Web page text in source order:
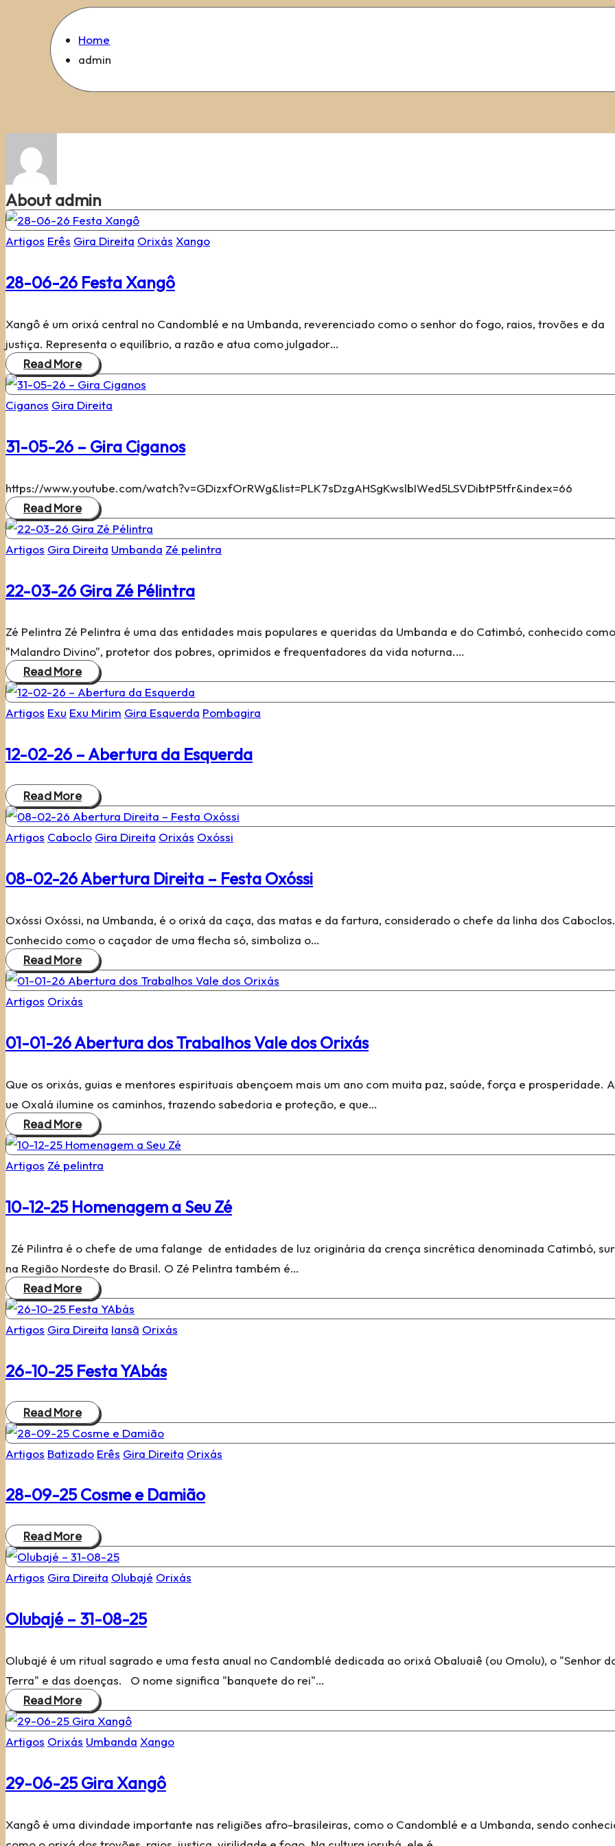
Home
admin
About admin
Posted
Artigos Erês Gira Direita Orixás Xango
28-06-26 Festa Xangô
Xangô é um orixá central no Candomblé e na Umbanda, reverenciado como o senhor do fogo, raios, trovões e da
justiça. Representa o equilíbrio, a razão e atua como julgador…
Read More
Posted
Ciganos Gira Direita
31-05-26 – Gira Ciganos
https://www.youtube.com/watch?v=GDizxfOrRWg&list=PLK7sDzgAHSgKwslbIWed5LSVDibtP5tfr&index=66
Read More
Posted
Artigos Gira Direita Umbanda Zé pelintra
22-03-26 Gira Zé Pélintra
Zé Pelintra Zé Pelintra é uma das entidades mais populares e queridas da Umbanda e do Catimbó, conhecido
"Malandro Divino", protetor dos pobres, oprimidos e frequentadores da vida noturna.…
Read More
Posted
Artigos Exu Exu Mirim Gira Esquerda Pombagira
12-02-26 – Abertura da Esquerda
Read More
Posted
Artigos Caboclo Gira Direita Orixás Oxóssi
08-02-26 Abertura Direita – Festa Oxóssi
Oxóssi Oxóssi, na Umbanda, é o orixá da caça, das matas e da fartura, considerado o chefe da linha dos Caboclos.
Conhecido como o caçador de uma flecha só, simboliza o…
Read More
Posted
Artigos Orixás
01-01-26 Abertura dos Trabalhos Vale dos Orixás
Que os orixás, guias e mentores espirituais abençoem mais um ano com muita paz, saúde, força e prosperidade.
ue Oxalá ilumine os caminhos, trazendo sabedoria e proteção, e que…
Read More
Posted
Artigos Zé pelintra
10-12-25 Homenagem a Seu Zé
Zé Pilintra é o chefe de uma falange de entidades de luz originária da crença sincrética denominada Catimbó,
na Região Nordeste do Brasil. O Zé Pelintra também é…
Read More
Posted
Artigos Gira Direita Iansã Orixás
26-10-25 Festa YAbás
Read More
Posted
Artigos Batizado Erês Gira Direita Orixás
28-09-25 Cosme e Damião
Read More
Posted
Artigos Gira Direita Olubajé Orixás
Olubajé – 31-08-25
Olubajé é um ritual sagrado e uma festa anual no Candomblé dedicada ao orixá Obaluaiê (ou Omolu), o "Senhor
Terra" e das doenças. O nome significa "banquete do rei"…
Read More
Posted
Artigos Orixás Umbanda Xango
29-06-25 Gira Xangô
Xangô é uma divindade importante nas religiões afro-brasileiras, como o Candomblé e a Umbanda, sendo